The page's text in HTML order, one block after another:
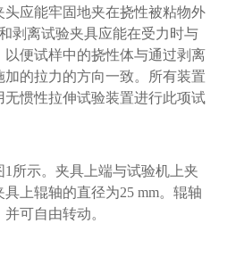
头应能牢固地夹在挠性被粘物外
剥离试验夹具应能在受力时与
以便试样中的挠性体与通过剥离
的拉力的方向一致。所有装置
无惯性拉伸试验装置进行此项试
所示。夹具上端与试验机上夹
上辊轴的直径为25 mm。辊轴
可自由转动。